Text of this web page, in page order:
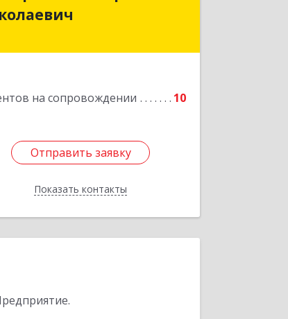
на сопровождении 10
Отправить заявку
Показать контакты
Подробнее
Отправить заявку
Назад